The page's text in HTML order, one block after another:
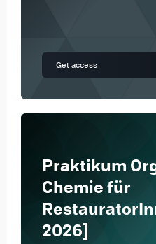
Get access
Die Inhalte der
werden in praktischen
Praktikum wird durch
Kursbild Praktikum
Kursbild
Kursname
Praktikum
Chemie für
2026]